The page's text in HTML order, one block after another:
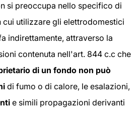
si preoccupa nello specifico di
utilizzare gli elettrodomestici
indirettamente, attraverso la
contenuta nell'art. 844 c.c che
di un fondo non può
di fumo o di calore, le esalazioni,
e simili propagazioni derivanti